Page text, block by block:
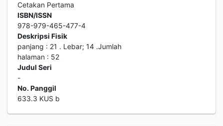
Cetakan Pertama
ISBN/ISSN
978-979-465-477-4
Deskripsi Fisik
panjang : 21 . Lebar; 14 .Jumlah
halaman : 52
Judul Seri
-
No. Panggil
633.3 KUS b